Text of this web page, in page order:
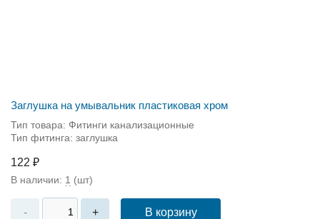
Заглушка на умывальник пластиковая хром
Тип товара: Фитинги канализационные
Тип фитинга: заглушка
122 ₽
В наличии: 1 (шт)
- + В корзину